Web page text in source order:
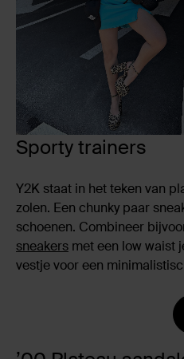
Sporty trainers
Y2K staat in het teken van
zolen. Een chunky paar
schoenen. Combineer
sneakers met een low waist
vestje voor een